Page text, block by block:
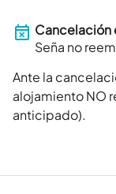
Cancelación
Seña no
Ante la
alojamiento NO
anticipado).